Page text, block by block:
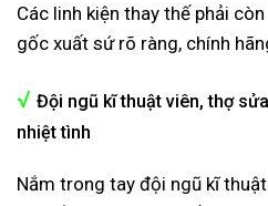
Các linh kiện thay thế phải
gốc xuất sứ rõ ràng, chính
√ Đội ngũ kĩ thuật viên, thợ
nhiệt tình
Nắm trong tay đội ngũ kĩ